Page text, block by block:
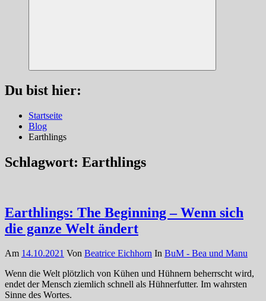
Suchen
Du bist hier:
Startseite
Blog
Earthlings
Schlagwort: Earthlings
Earthlings: The Beginning – Wenn sich
die ganze Welt ändert
Am 14.10.2021 Von Beatrice Eichhorn In BuM - Bea und Manu
Wenn die Welt plötzlich von Kühen und Hühnern beherrscht wird,
endet der Mensch ziemlich schnell als Hühnerfutter. Im wahrsten
Sinne des Wortes.